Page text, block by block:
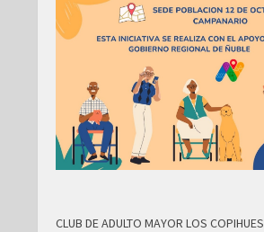
CLUB DE ADULTO MAYOR LOS COPIHUES